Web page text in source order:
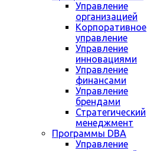
Управление
организацией
Корпоративное
управление
Управление
инновациями
Управление
финансами
Управление
брендами
Стратегический
менеджмент
Программы DBA
Управление